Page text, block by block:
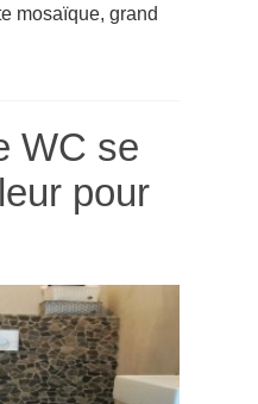
mosaïque, grand
WC se
pour